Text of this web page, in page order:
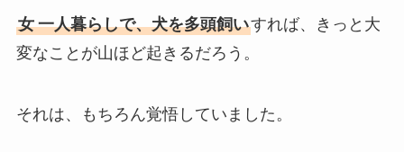
女 一人暮らしで、犬を多頭飼いすれば、きっと大
変なことが山ほど起きるだろう。
それは、もちろん覚悟していました。